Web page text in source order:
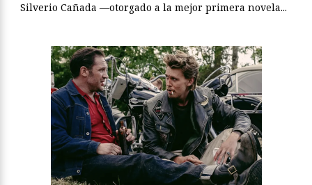
Silverio Cañada —otorgado a la mejor primera novela...